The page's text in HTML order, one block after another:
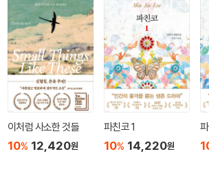
이처럼 사소한 것들
10% 12,420원
파친코 1
10% 14,220원